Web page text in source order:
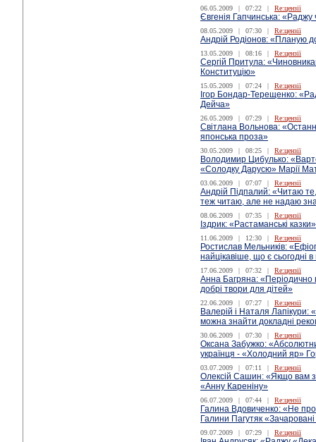
06.05.2009 | 07:22 | Re:цензії
Євгенія Гапчинська: «Раджу
08.05.2009 | 07:30 | Re:цензії
Андрій Родіонов: «Планую
13.05.2009 | 08:16 | Re:цензії
Сергій Притула:
Конституцію»
15.05.2009 | 07:24 | Re:цензії
Ігор Бондар-Терещенко:
Дейча»
26.05.2009 | 07:29 | Re:цензії
Світлана Вольнова:
японська проза»
30.05.2009 | 08:25 | Re:цензії
Володимир Цибулько:
«Солодку Дарусю» Марії
03.06.2009 | 07:07 | Re:цензії
Андрій Підпалий: «Читаю
теж читаю, але не надаю
08.06.2009 | 07:35 | Re:цензії
Іздрик: «Растаманські
11.06.2009 | 12:30 | Re:цензії
Ростислав Мельників:
найцікавіше, що є сьогодні в
17.06.2009 | 07:32 | Re:цензії
Анна Багряна: «Періодично
добрі твори для дітей»
22.06.2009 | 07:27 | Re:цензії
Валерій і Наталя
можна знайти докладні
30.06.2009 | 07:30 | Re:цензії
Оксана Забужко:
українця - «Холодний яр»
03.07.2009 | 07:11 | Re:цензії
Олексій Сашин: «Якщо вам
«Анну Кареніну»
06.07.2009 | 07:44 | Re:цензії
Галина Вдовиченко: «Не
Галини Пагутяк
09.07.2009 | 07:29 | Re:цензії